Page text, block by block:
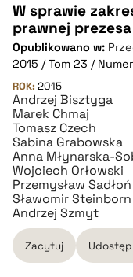
CZYSTY TEKST
pobierz cytat
BIBTEX
pobierz cytat
W sprawie
prawnej
Opublikowano w:
2015 / Tom 23 /
ROK: 2015
Andrzej Bisztyga
Marek Chmaj
Tomasz Czech
Sabina Grabowska
Anna Młynarska-
Wojciech Orłowski
Przemysław Sadłoń
Sławomir Steinborn
Andrzej Szmyt
Zacytuj